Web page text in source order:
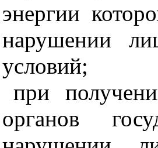
энергии
нарушении
условий;
при
органов